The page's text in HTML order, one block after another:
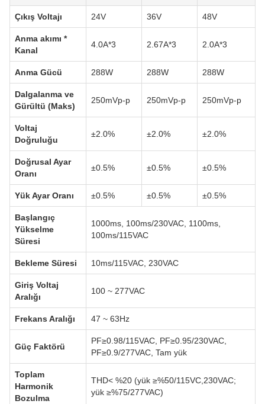
Çıkış Voltajı 24V 36V 48V
Anma akımı *
Kanal
4.0A*3 2.67A*3 2.0A*3
Anma Gücü 288W 288W 288W
Dalgalanma ve
Gürültü (Maks)
250mVp-p 250mVp-p 250mVp-p
Voltaj
Doğruluğu
±2.0% ±2.0% ±2.0%
Doğrusal Ayar
Oranı
±0.5% ±0.5% ±0.5%
Yük Ayar Oranı ±0.5% ±0.5% ±0.5%
Başlangıç
Yükselme
Süresi
1000ms, 100ms/230VAC, 1100ms,
100ms/115VAC
Bekleme Süresi 10ms/115VAC, 230VAC
Giriş Voltaj
Aralığı
100 ~ 277VAC
Frekans Aralığı 47 ~ 63Hz
Güç Faktörü
PF≥0.98/115VAC, PF≥0.95/230VAC,
PF≥0.9/277VAC, Tam yük
Toplam
Harmonik
Bozulma
THD< %20 (yük ≥%50/115VC,230VAC;
yük ≥%75/277VAC)